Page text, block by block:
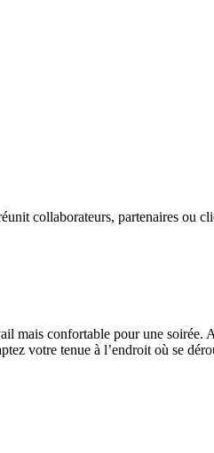
collaborateurs, partenaires ou
confortable pour une soirée.
votre tenue à l’endroit où se